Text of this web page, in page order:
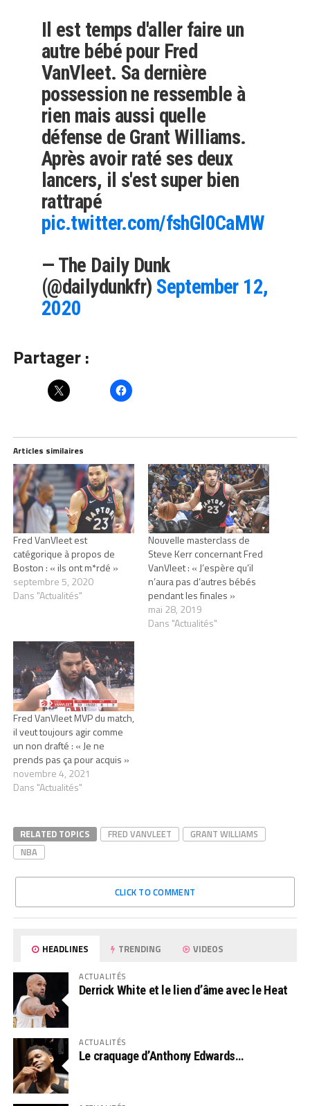
Il est temps d'aller faire un
autre bébé pour Fred
VanVleet. Sa dernière
possession ne ressemble à
rien mais aussi quelle
défense de Grant Williams.
Après avoir raté ses deux
lancers, il s'est super bien
rattrapé
pic.twitter.com/fshGl0CaMW
— The Daily Dunk
(@dailydunkfr) September 12,
2020
Partager :
Articles similaires
Fred VanVleet est
catégorique à propos de
Boston : « ils ont m*rdé »
septembre 5, 2020
Dans "Actualités"
Nouvelle masterclass de
Steve Kerr concernant Fred
VanVleet : « J’espère qu’il
n’aura pas d’autres bébés
pendant les finales »
mai 28, 2019
Dans "Actualités"
Fred VanVleet MVP du match,
il veut toujours agir comme
un non drafté : « Je ne
prends pas ça pour acquis »
novembre 4, 2021
Dans "Actualités"
RELATED TOPICS FRED VANVLEET
GRANT WILLIAMS
NBA
CLICK TO COMMENT
HEADLINES TRENDING VIDEOS
ACTUALITÉS
Derrick White et le lien d’âme avec le Heat
ACTUALITÉS
Le craquage d’Anthony Edwards…